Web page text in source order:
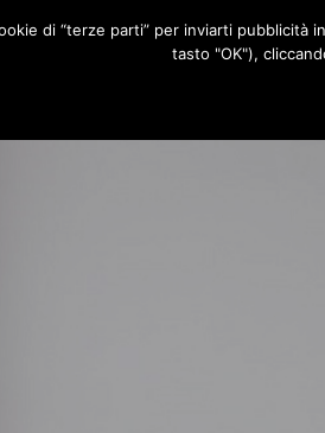
RUBRICHE
di “terze parti” per inviarti pubblicità
tasto "OK"),